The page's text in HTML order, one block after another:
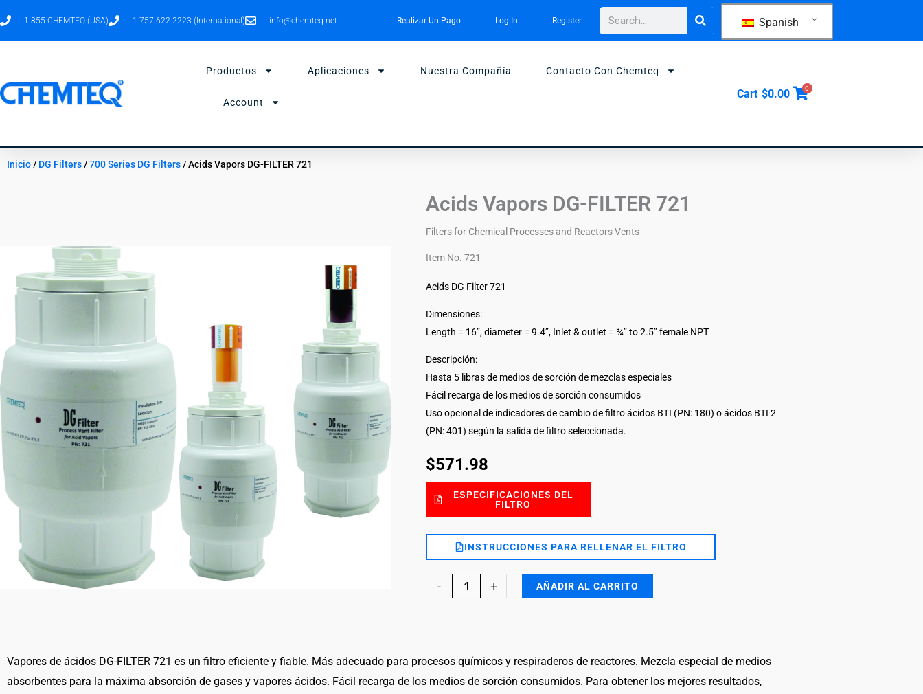
al
1-855-CHEMTEQ (USA) 1-757-622-2223 (International) info@chemteq.net Realizar Un Pago Log In Register Buscar Spanish
Productos Aplicaciones Nuestra Compañía Contacto Con Chemteq
Account
Cart $0.00 0
Inicio/ DG Filters/700 Series DG Filters/ Acids Vapors DG-FILTER 721
Acids Vapors DG-FILTER 721
Filters for Chemical Processes and Reactors Vents
Item No. 721
Acids DG Filter 721
Dimensiones:
Length = 16”, diameter = 9.4”, Inlet & outlet = ¾” to 2.5” female NPT
Descripción:
Hasta 5 libras de medios de sorción de mezclas especiales
Fácil recarga de los medios de sorción consumidos
Uso opcional de indicadores de cambio de filtro ácidos BTI (PN: 180) o ácidos BTI 2
(PN: 401) según la salida de filtro seleccionada.
$571.98
ESPECIFICACIONES DEL
FILTRO
INSTRUCCIONES PARA RELLENAR EL FILTRO
-
Acids
721
cantidad
+ AÑADIR AL CARRITO
Vapores de ácidos DG-FILTER 721 es un filtro eficiente y fiable. Más adecuado para procesos químicos y respiraderos de reactores. Mezcla especial de medios
absorbentes para la máxima absorción de gases y vapores ácidos. Fácil recarga de los medios de sorción consumidos. Para obtener los mejores resultados,